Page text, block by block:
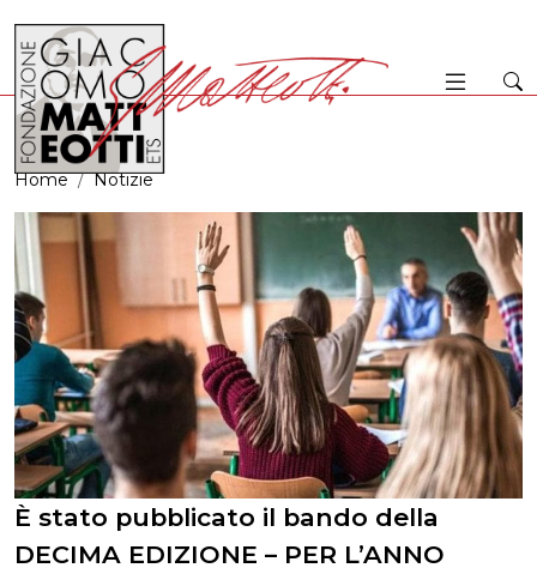
Home Notizie
È stato pubblicato il bando della
DECIMA EDIZIONE – PER L’ANNO